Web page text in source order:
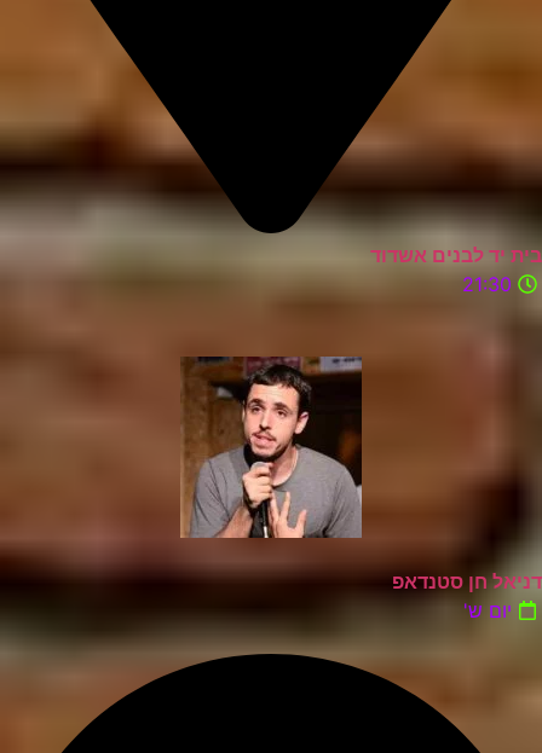
בית יד לבנים אשדוד
21:30
דניאל חן סטנדאפ
יום ש'